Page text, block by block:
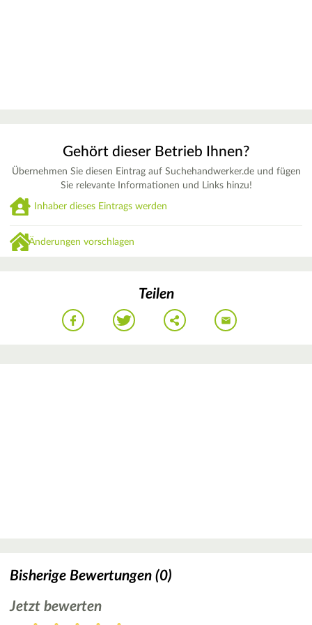
Gehört dieser Betrieb Ihnen?
Übernehmen Sie diesen Eintrag auf Suchehandwerker.de und fügen
Sie relevante Informationen und Links hinzu!
Inhaber dieses Eintrags werden
Änderungen vorschlagen
Teilen
Bisherige Bewertungen (0)
Jetzt bewerten